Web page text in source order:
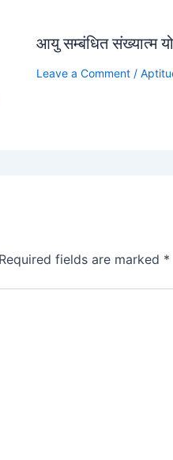
आयु सम्बंधित संख्यात्म
Leave a Comment /
Required fields are marked *